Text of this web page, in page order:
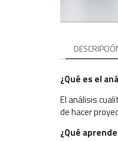
¿Qué es el
El análisis
de hacer
¿Qué